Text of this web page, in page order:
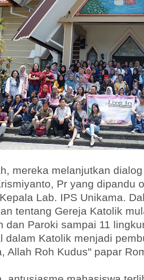
mereka melanjutkan
Pr yang dipandu
Lab. IPS Unikama.
tentang Gereja Katolik
dan Paroki sampai 11
dalam Katolik menjadi
Allah Roh Kudus" papar